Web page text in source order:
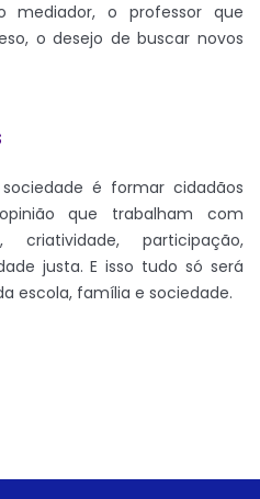
mediador, o professor que
o desejo de buscar novos
é formar cidadãos
que trabalham com
participação,
justa. E isso tudo só será
escola, família e sociedade.